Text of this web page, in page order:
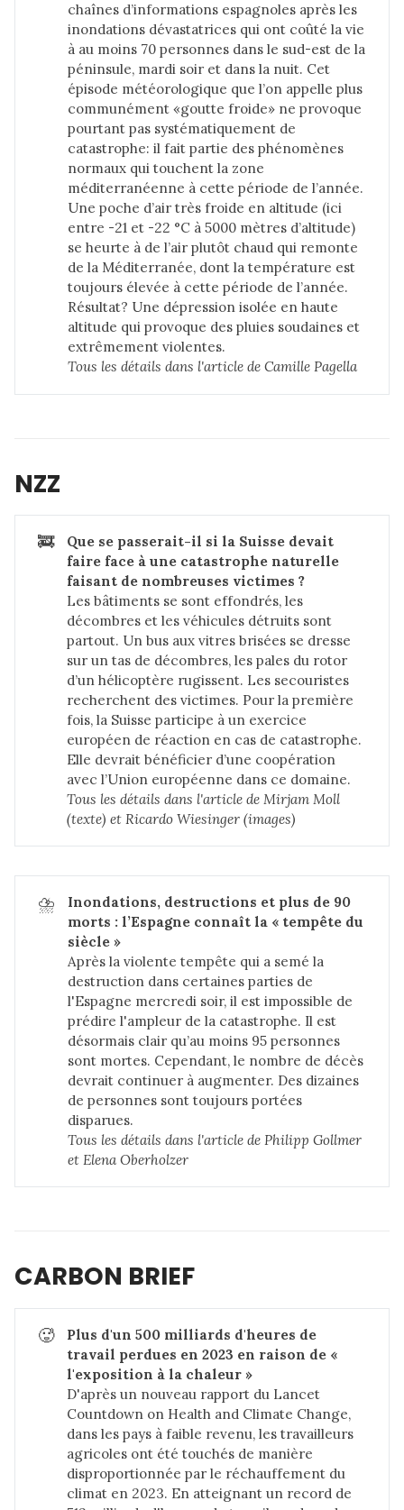
chaînes d’informations espagnoles après les
inondations dévastatrices qui ont coûté la vie
à au moins 70 personnes dans le sud-est de la
péninsule, mardi soir et dans la nuit. Cet
épisode météorologique que l’on appelle plus
communément «goutte froide» ne provoque
pourtant pas systématiquement de
catastrophe: il fait partie des phénomènes
normaux qui touchent la zone
méditerranéenne à cette période de l’année.
Une poche d’air très froide en altitude (ici
entre -21 et -22 °C à 5000 mètres d’altitude)
se heurte à de l’air plutôt chaud qui remonte
de la Méditerranée, dont la température est
toujours élevée à cette période de l’année.
Résultat? Une dépression isolée en haute
altitude qui provoque des pluies soudaines et
extrêmement violentes.
Tous les détails dans l'article de Camille Pagella
NZZ
🚒
Que se passerait-il si la Suisse devait
faire face à une catastrophe naturelle
faisant de nombreuses victimes ?
Les bâtiments se sont effondrés, les
décombres et les véhicules détruits sont
partout. Un bus aux vitres brisées se dresse
sur un tas de décombres, les pales du rotor
d’un hélicoptère rugissent. Les secouristes
recherchent des victimes. Pour la première
fois, la Suisse participe à un exercice
européen de réaction en cas de catastrophe.
Elle devrait bénéficier d’une coopération
avec l’Union européenne dans ce domaine.
Tous les détails dans l'article de Mirjam Moll
(texte) et Ricardo Wiesinger (images)
⛈️
Inondations, destructions et plus de 90
morts : l’Espagne connaît la « tempête du
siècle »
Après la violente tempête qui a semé la
destruction dans certaines parties de
l'Espagne mercredi soir, il est impossible de
prédire l'ampleur de la catastrophe. Il est
désormais clair qu’au moins 95 personnes
sont mortes. Cependant, le nombre de décès
devrait continuer à augmenter. Des dizaines
de personnes sont toujours portées
disparues.
Tous les détails dans l'article de Philipp Gollmer
et Elena Oberholzer
CARBON BRIEF
🥵
Plus d'un 500 milliards d'heures de
travail perdues en 2023 en raison de «
l'exposition à la chaleur »
D'après un nouveau rapport du Lancet
Countdown on Health and Climate Change,
dans les pays à faible revenu, les travailleurs
agricoles ont été touchés de manière
disproportionnée par le réchauffement du
climat en 2023. En atteignant un record de